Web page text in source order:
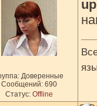
Доверенные
Сообщений: 690
Статус: Offline